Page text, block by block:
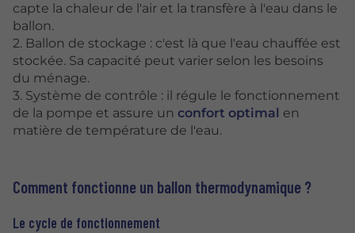
capte la chaleur de l'air et la transfère à l'eau dans le
ballon.
2. Ballon de stockage : c'est là que l'eau chauffée est
stockée. Sa capacité peut varier selon les besoins
du ménage.
3. Système de contrôle : il régule le fonctionnement
de la pompe et assure un confort optimal en
matière de température de l'eau.
Comment fonctionne un ballon thermodynamique ?
Le cycle de fonctionnement